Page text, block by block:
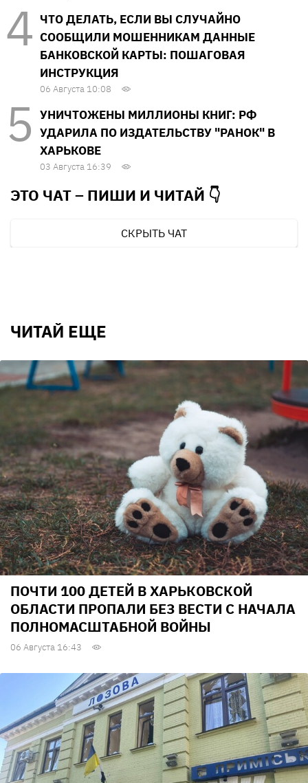
ЧТО ДЕЛАТЬ, ЕСЛИ ВЫ СЛУЧАЙНО
СООБЩИЛИ МОШЕННИКАМ ДАННЫЕ
БАНКОВСКОЙ КАРТЫ: ПОШАГОВАЯ
ИНСТРУКЦИЯ
06 Августа 10:08
УНИЧТОЖЕНЫ МИЛЛИОНЫ КНИГ: РФ
УДАРИЛА ПО ИЗДАТЕЛЬСТВУ "РАНОК" В
ХАРЬКОВЕ
03 Августа 16:39
ЭТО ЧАТ – ПИШИ И ЧИТАЙ 👇
СКРЫТЬ ЧАТ
ЧИТАЙ ЕЩЕ
ПОЧТИ 100 ДЕТЕЙ В ХАРЬКОВСКОЙ
ОБЛАСТИ ПРОПАЛИ БЕЗ ВЕСТИ С НАЧАЛА
ПОЛНОМАСШТАБНОЙ ВОЙНЫ
06 Августа 16:43